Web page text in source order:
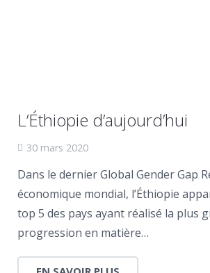
L’Éthiopie d’aujourd’hui
30 mars 2020
Dans le dernier Global Gender Gap
économique mondial, l’Éthiopie
top 5 des pays ayant réalisé la plus
progression en matière…